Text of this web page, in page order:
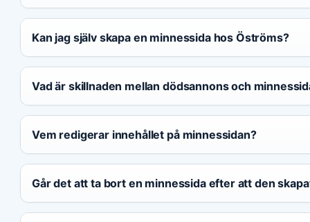
Kan jag själv skapa en minnessida hos Öströms?
Vad är skillnaden mellan dödsannons och
Vem redigerar innehållet på minnessidan?
Går det att ta bort en minnessida efter att den